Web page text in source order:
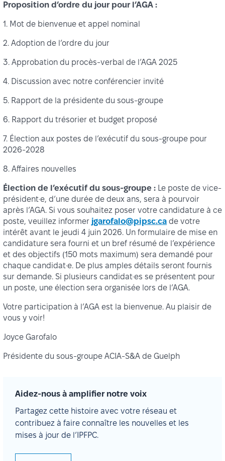
Proposition d’ordre du jour pour l’AGA :
1. Mot de bienvenue et appel nominal
2. Adoption de l’ordre du jour
3. Approbation du procès-verbal de l’AGA 2025
4. Discussion avec notre conférencier invité
5. Rapport de la présidente du sous-groupe
6. Rapport du trésorier et budget proposé
7. Élection aux postes de l’exécutif du sous-groupe pour
2026-2028
8. Affaires nouvelles
Élection de l’exécutif du sous-groupe : Le poste de vice-
président·e, d’une durée de deux ans, sera à pourvoir
après l’AGA. Si vous souhaitez poser votre candidature à ce
poste, veuillez informer jgarofalo@pipsc.ca de votre
intérêt avant le jeudi 4 juin 2026. Un formulaire de mise en
candidature sera fourni et un bref résumé de l’expérience
et des objectifs (150 mots maximum) sera demandé pour
chaque candidat·e. De plus amples détails seront fournis
sur demande. Si plusieurs candidat·es se présentent pour
un poste, une élection sera organisée lors de l’AGA.
Votre participation à l’AGA est la bienvenue. Au plaisir de
vous y voir!
Joyce Garofalo
Présidente du sous-groupe ACIA-S&A de Guelph
Aidez-nous à amplifier notre voix
Partagez cette histoire avec votre réseau et
contribuez à faire connaître les nouvelles et les
mises à jour de l’IPFPC.